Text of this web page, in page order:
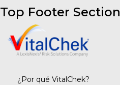
Top Footer Section
¿Por qué VitalChek?